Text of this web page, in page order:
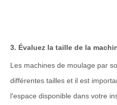
3. Évaluez la taille de la
Les machines de moulage par
différentes tailles et il est
l'espace disponible dans votre